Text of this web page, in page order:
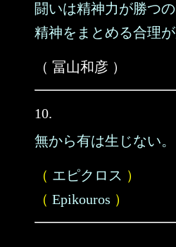
闘いは精神力が勝つの
精神をまとめる合理が
（ 冨山和彦 ）
10.
無から有は生じない。
（ エピクロス ）
（ Epikouros ）